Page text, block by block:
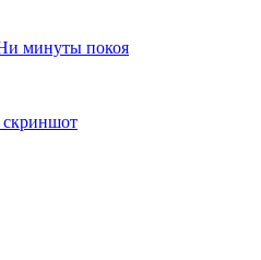
минуты покоя
скриншот